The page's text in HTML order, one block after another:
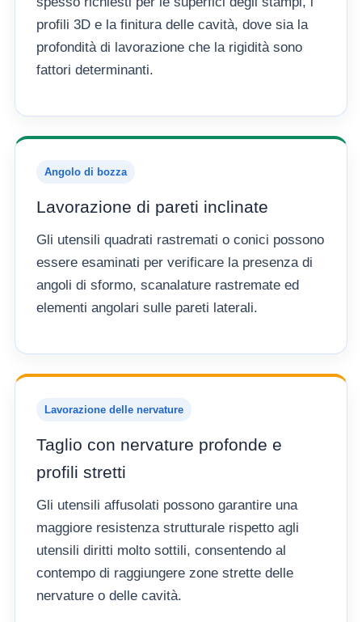
profili 3D e la finitura delle cavità, dove sia la
profondità di lavorazione che la rigidità sono
fattori determinanti.
Angolo di bozza
Lavorazione di pareti inclinate
Gli utensili quadrati rastremati o conici possono
essere esaminati per verificare la presenza di
angoli di sformo, scanalature rastremate ed
elementi angolari sulle pareti laterali.
Lavorazione delle nervature
Taglio con nervature profonde e
profili stretti
Gli utensili affusolati possono garantire una
maggiore resistenza strutturale rispetto agli
utensili diritti molto sottili, consentendo al
contempo di raggiungere zone strette delle
nervature o delle cavità.